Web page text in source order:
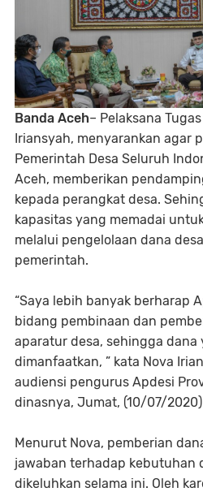
Banda Aceh– Pelaksana
Iriansyah, menyarankan agar
Pemerintah Desa Seluruh
Aceh, memberikan
kepada perangkat desa.
kapasitas yang memadai
melalui pengelolaan dana
pemerintah.
“Saya lebih banyak berharap
bidang pembinaan dan
aparatur desa, sehingga dana
dimanfaatkan, ” kata Nova
audiensi pengurus Apdesi
dinasnya, Jumat, (10/07/
Menurut Nova, pemberian
jawaban terhadap kebutuhan
dikeluhkan selama ini. Oleh